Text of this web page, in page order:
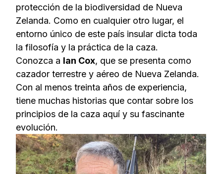
protección de la biodiversidad de Nueva
Zelanda. Como en cualquier otro lugar, el
entorno único de este país insular dicta toda
la filosofía y la práctica de la caza.
Conozca a Ian Cox, que se presenta como
cazador terrestre y aéreo de Nueva Zelanda.
Con al menos treinta años de experiencia,
tiene muchas historias que contar sobre los
principios de la caza aquí y su fascinante
evolución.